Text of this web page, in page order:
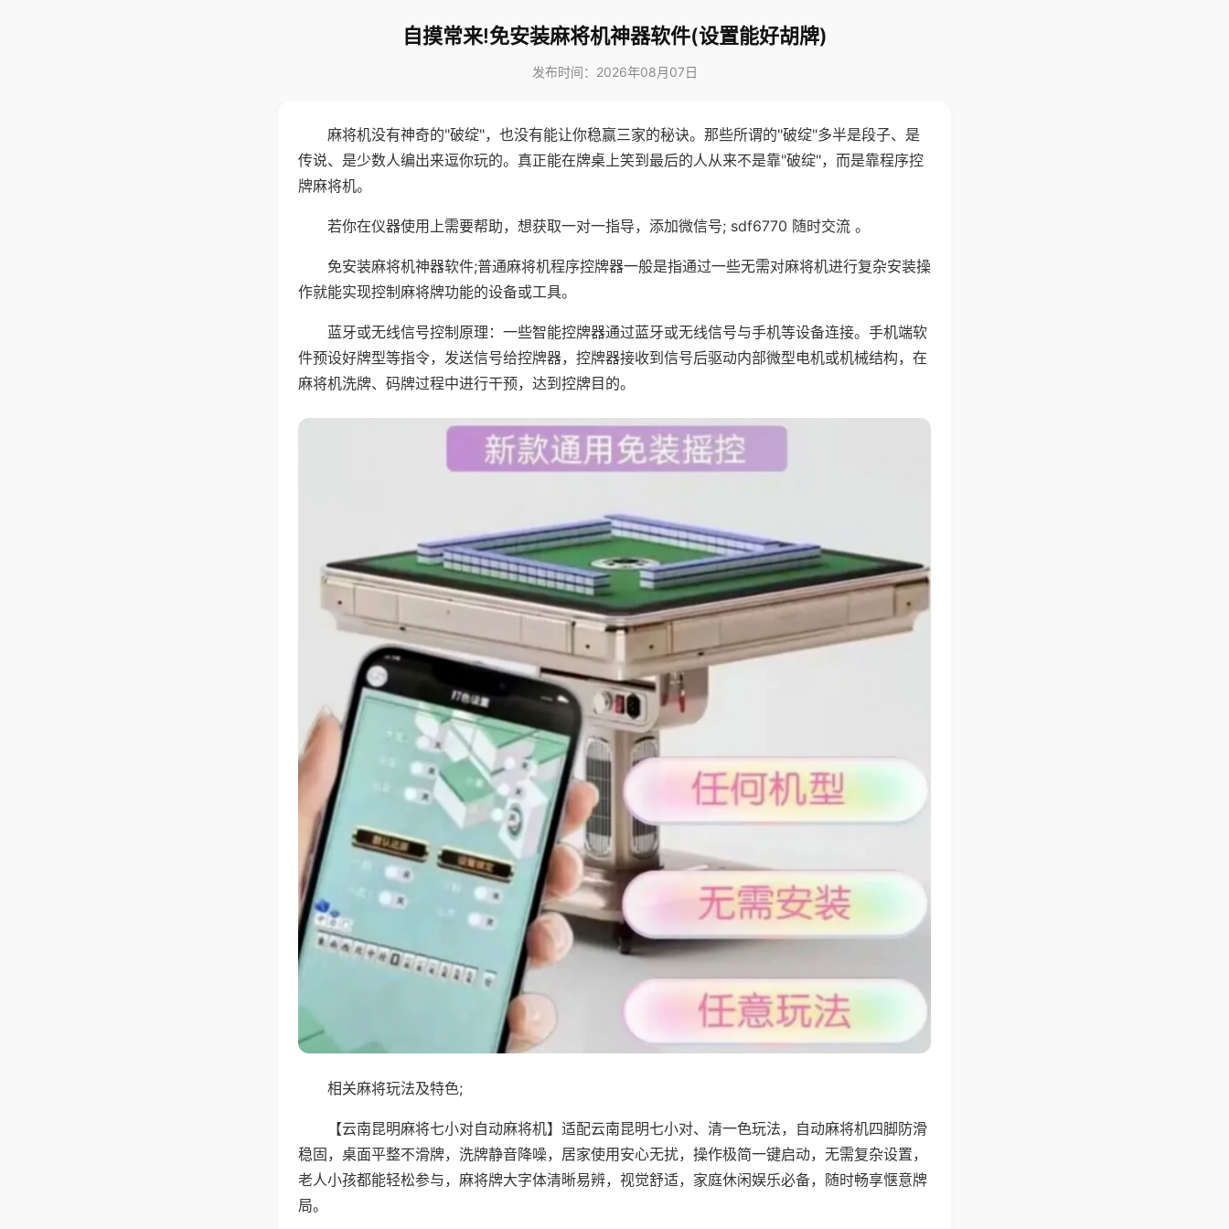
自摸常来!免安装麻将机神器软件(设置能好胡牌)
发布时间：2026年08月07日
麻将机没有神奇的"破绽"，也没有能让你稳赢三家的秘诀。那些所谓的"破绽"多半是段子、是
传说、是少数人编出来逗你玩的。真正能在牌桌上笑到最后的人从来不是靠"破绽"，而是靠程序控
牌麻将机。
若你在仪器使用上需要帮助，想获取一对一指导，添加微信号; sdf6770 随时交流 。
免安装麻将机神器软件;普通麻将机程序控牌器一般是指通过一些无需对麻将机进行复杂安装操
作就能实现控制麻将牌功能的设备或工具。
蓝牙或无线信号控制原理：一些智能控牌器通过蓝牙或无线信号与手机等设备连接。手机端软
件预设好牌型等指令，发送信号给控牌器，控牌器接收到信号后驱动内部微型电机或机械结构，在
麻将机洗牌、码牌过程中进行干预，达到控牌目的。
相关麻将玩法及特色;
【云南昆明麻将七小对自动麻将机】适配云南昆明七小对、清一色玩法，自动麻将机四脚防滑
稳固，桌面平整不滑牌，洗牌静音降噪，居家使用安心无扰，操作极简一键启动，无需复杂设置，
老人小孩都能轻松参与，麻将牌大字体清晰易辨，视觉舒适，家庭休闲娱乐必备，随时畅享惬意牌
局。